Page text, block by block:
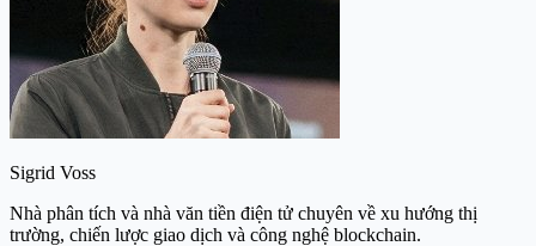
Sigrid Voss
Nhà phân tích và nhà văn tiền điện tử chuyên về xu hướng thị
trường, chiến lược giao dịch và công nghệ blockchain.